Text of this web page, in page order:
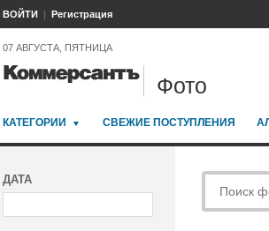
ВОЙТИ Регистрация
07 АВГУСТА, ПЯТНИЦА
Фото
КАТЕГОРИИ СВЕЖИЕ ПОСТУПЛЕНИЯ
ДАТА